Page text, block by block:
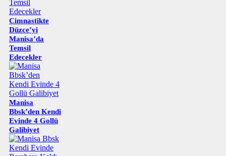
Cimnastikte
Düzce’yi
Manisa’da
Temsil
Edecekler
Manisa
Bbsk’den Kendi
Evinde 4 Gollü
Galibiyet